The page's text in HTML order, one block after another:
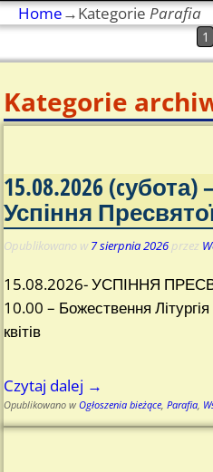
Home→Kategorie Parafia
1
Kategorie
15.08.2026
Успіння
Opublikowano w 7 sierpnia 2026 przez
15.08.2026- УСПІННЯ
10.00 – Божествення
квітів
Czytaj dalej →
Opublikowano w Ogłoszenia bieżące,Parafia,